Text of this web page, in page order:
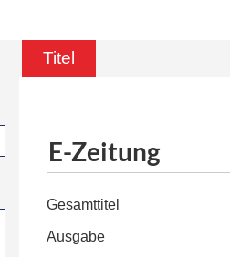
Titel
E-Zeitung
Gesamttitel
Ausgabe